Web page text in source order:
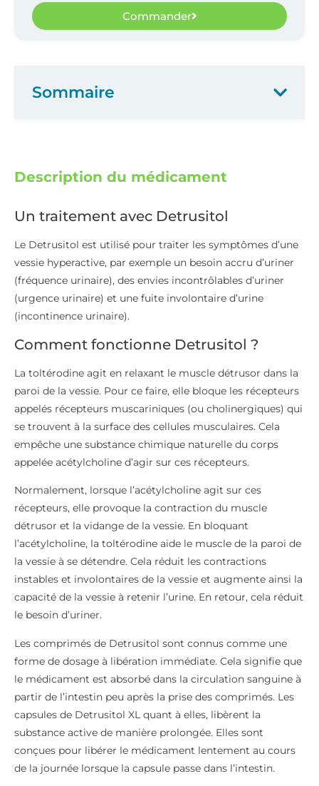
Commander
Description du médicament
Un traitement avec Detrusitol
Le Detrusitol est utilisé pour traiter les symptômes d’une
vessie hyperactive, par exemple un besoin accru d’uriner
(fréquence urinaire), des envies incontrôlables d’uriner
(urgence urinaire) et une fuite involontaire d’urine
(incontinence urinaire).
Comment fonctionne Detrusitol ?
La toltérodine agit en relaxant le muscle détrusor dans la
paroi de la vessie. Pour ce faire, elle bloque les récepteurs
appelés récepteurs muscariniques (ou cholinergiques) qui
se trouvent à la surface des cellules musculaires. Cela
empêche une substance chimique naturelle du corps
appelée acétylcholine d’agir sur ces récepteurs.
Normalement, lorsque l’acétylcholine agit sur ces
récepteurs, elle provoque la contraction du muscle
détrusor et la vidange de la vessie. En bloquant
l’acétylcholine, la toltérodine aide le muscle de la paroi de
la vessie à se détendre. Cela réduit les contractions
instables et involontaires de la vessie et augmente ainsi la
capacité de la vessie à retenir l’urine. En retour, cela réduit
le besoin d’uriner.
Les comprimés de Detrusitol sont connus comme une
forme de dosage à libération immédiate. Cela signifie que
le médicament est absorbé dans la circulation sanguine à
partir de l’intestin peu après la prise des comprimés. Les
capsules de Detrusitol XL quant à elles, libèrent la
substance active de manière prolongée. Elles sont
conçues pour libérer le médicament lentement au cours
de la journée lorsque la capsule passe dans l’intestin.
Sommaire